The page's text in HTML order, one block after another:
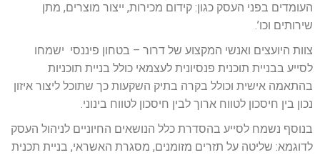
העומדים בפני העסק כגון: קידום מכירות, ייצור מוצרים, מתן
שירותים וכו’.
צוות היועצים ואנשי המקצוע של דרור – בטחון פיננסי ישמחו
לסייע בבניית תוכנית פנסיונית לעצמאי כולל בניית תוכניות
בהתאמה אישית וכולל בקרה בתיק השקעות כך שתוכל ליצור איזון
נכון בין חיסכון לטווח ארוך לבין חיסכון לטווח בינוני.
בנוסף נשמח לסייע בהסדרת כלל הנושאים החיוניים לניהול העסק
לדוגמא: שליטה על תזרים מזומנים, מסגרת האשראי, בניית תכנית